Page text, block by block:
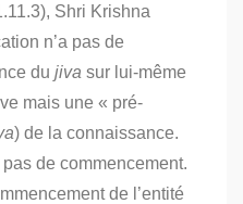
Shri Krishna
n’a pas de
du jiva sur lui-même
mais une « pré-
) de la connaissance.
de commencement.
de l’entité